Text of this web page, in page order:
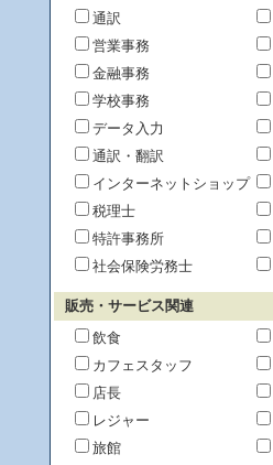
通訳
営業事務
金融事務
学校事務
データ入力
通訳・翻訳
インターネットショップ
税理士
特許事務所
社会保険労務士
販売・サービス関連
飲食
カフェスタッフ
店長
レジャー
旅館